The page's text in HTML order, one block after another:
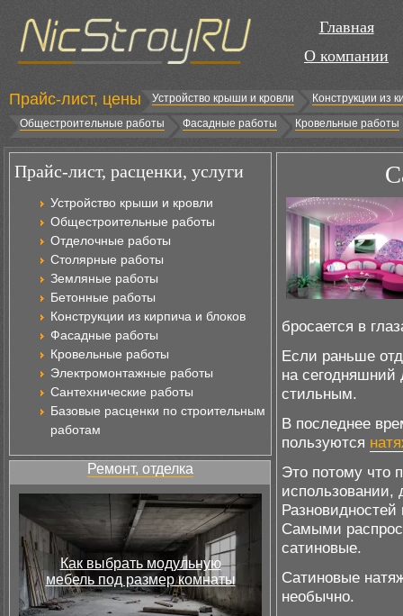
Главная
О компании
Прайс-лист, цены Устройство крыши и кровли
Конструкции из
Общестроительные работы
Фасадные работы Кровельные работы
Прайс-лист, расценки, услуги
Устройство крыши и кровли
Общестроительные работы
Отделочные работы
Столярные работы
Земляные работы
Бетонные работы
Конструкции из кирпича и блоков
Фасадные работы
Кровельные работы
Электромонтажные работы
Сантехнические работы
Базовые расценки по строительным
работам
Ремонт, отделка
Как выбрать модульную
мебель под размер комнаты
бросается в
Если раньше
на сегодняшний
стильным.
В последнее
пользуются
Это потому что
использовании,
Самыми
сатиновые.
Сатиновые
необычно.